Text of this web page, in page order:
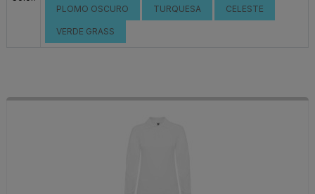
PLOMO OSCURO TURQUESA CELESTE
VERDE GRASS